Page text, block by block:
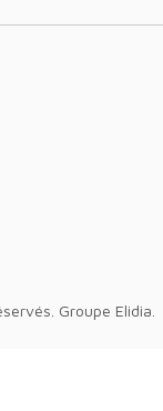
Groupe Elidia